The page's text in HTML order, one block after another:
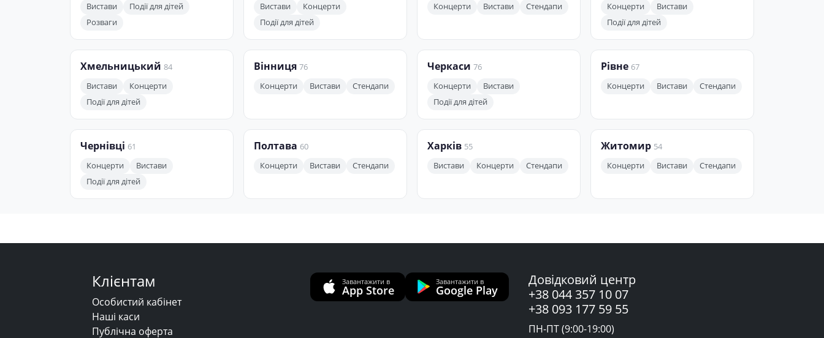
Вистави
Події для дітей
Розваги
Вистави
Концерти
Події для дітей
Концерти
Вистави Стендапи
Концерти
Вистави
Події для дітей
Хмельницький 84
Вистави
Концерти
Події для дітей
Вінниця 76
Концерти
Вистави Стендапи
Черкаси 76
Концерти
Вистави
Події для дітей
Рівне 67
Концерти
Вистави Стендапи
Чернівці 61
Концерти
Вистави
Події для дітей
Полтава 60
Концерти
Вистави Стендапи
Харків 55
Вистави
Концерти Стендапи
Житомир 54
Концерти
Вистави Стендапи
Клієнтам
Особистий кабінет
Наші каси
Публічна оферта
Завантажити в
App Store
Завантажити в
Google Play
Довідковий центр
+38 044 357 10 07
+38 093 177 59 55
ПН-ПТ (9:00-19:00)